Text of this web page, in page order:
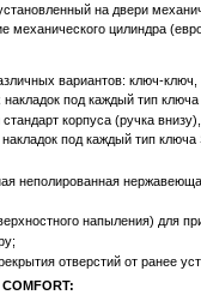
на двери
механического цилиндра
вариантов: ключ-
под каждый тип
корпуса (ручка
под каждый тип ключа
неполированная
напыления) для
отверстий от ранее